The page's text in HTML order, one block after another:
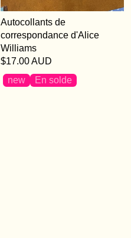
Autocollants de
correspondance d'Alice
Williams
$17.00 AUD
new En solde